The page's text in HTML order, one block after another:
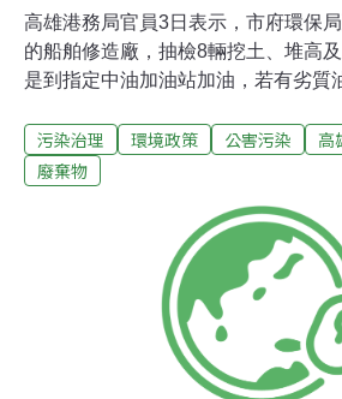
高雄港務局官員3日表示，市府環保
的船舶修造廠，抽檢8輛挖土、堆高
是到指定中油加油站加油，若有劣質
環保局去查中油。關於廢氣污染部分
及養護所只有一輛大卡車檢驗，這輛
出的都算港務局」。高雄港務局已連
張環保罰單，近日常有稽查人員到港
港務局員工臭罵，「誰家化糞池水是
罵針對性開罰，是以公權力為工具，
污染治理 環境政策 公害污染 高
廢棄物